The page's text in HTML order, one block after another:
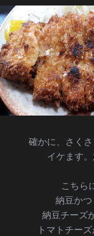
確かに、さく
イケます
こちら
納豆かつ
納豆チーズ
トマトチー